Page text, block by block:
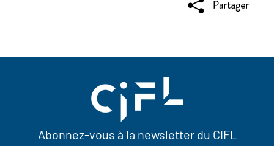
Abonnez-vous à la newsletter du CIFL